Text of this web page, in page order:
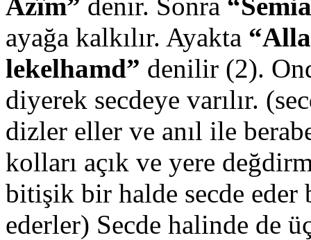
ayağa kalkılır. Ayakta
lekelhamd” denilir (2).
diyerek secdeye varılır.
dizler eller ve anıl ile
kolları açık ve yere
bitişik bir halde secde eder
ederler) Secde halinde de